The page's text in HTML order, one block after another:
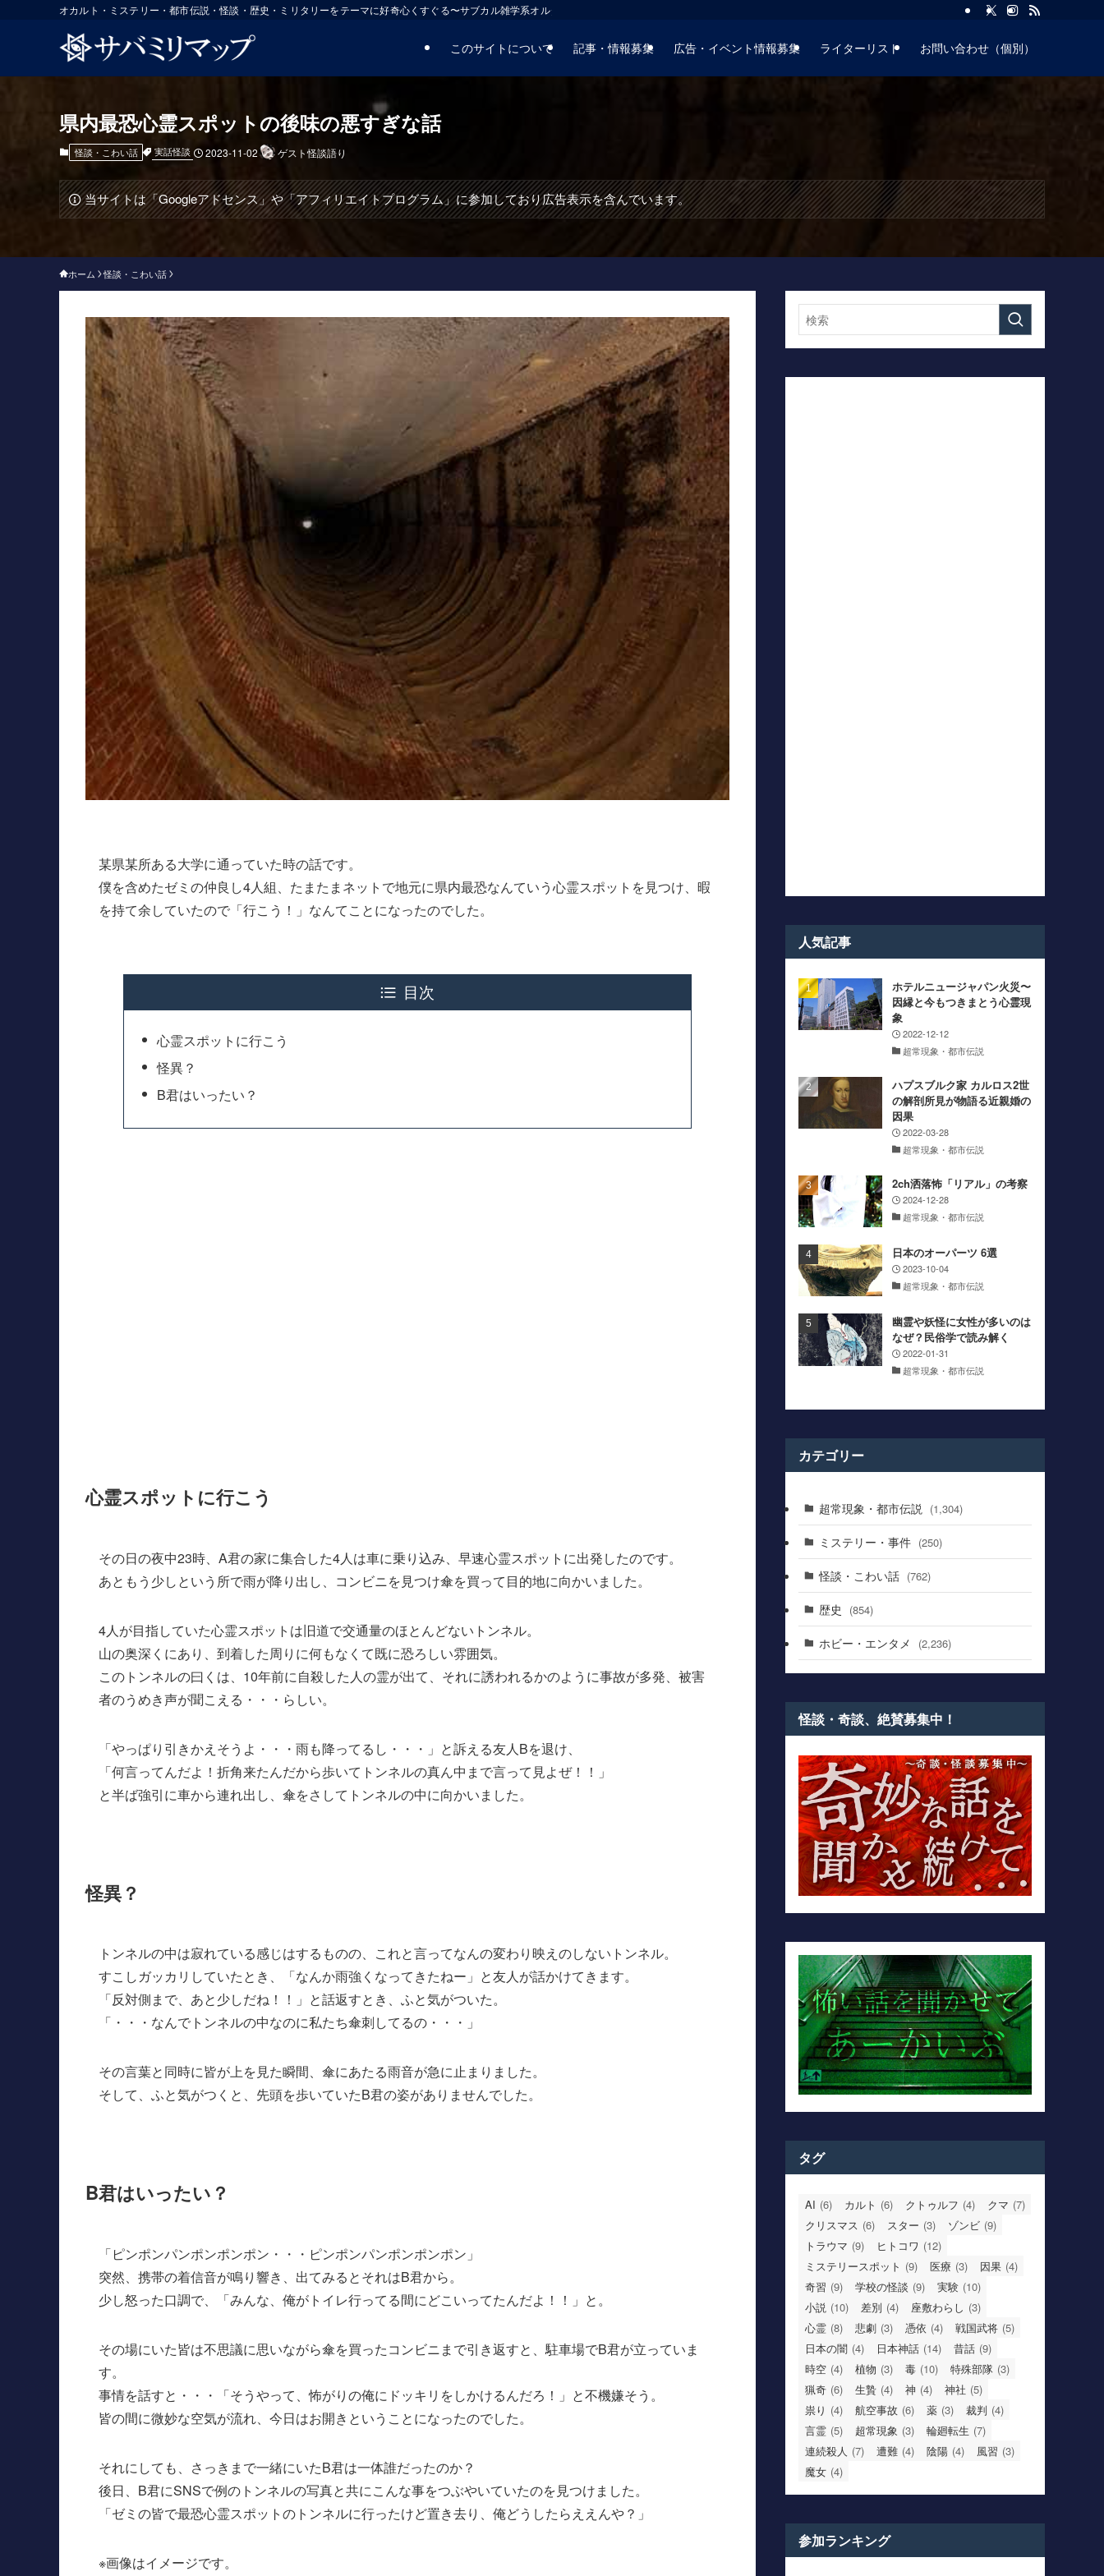
オカルト・ミステリー・都市伝説・怪談・歴史・ミリタリーをテーマに好奇心くすぐる〜サブカル雑学系オルタナティブサイト
このサイトについて 記事・情報募集 広告・イベント情報募集 ライターリスト お問い合わせ（個別）
県内最恐心霊スポットの後味の悪すぎな話
怪談・こわい話 実話怪談 2023-11-02 ゲスト怪談語り
当サイトは「Googleアドセンス」や「アフィリエイトプログラム」に参加しており広告表示を含んでいます。
ホーム 怪談・こわい話
某県某所ある大学に通っていた時の話です。
僕を含めたゼミの仲良し4人組、たまたまネットで地元に県内最恐なんていう心霊スポットを見つけ、暇
を持て余していたので「行こう！」なんてことになったのでした。
目次
心霊スポットに行こう
怪異？
B君はいったい？
心霊スポットに行こう
その日の夜中23時、A君の家に集合した4人は車に乗り込み、早速心霊スポットに出発したのです。
あともう少しという所で雨が降り出し、コンビニを見つけ傘を買って目的地に向かいました。
4人が目指していた心霊スポットは旧道で交通量のほとんどないトンネル。
山の奥深くにあり、到着した周りに何もなくて既に恐ろしい雰囲気。
このトンネルの曰くは、10年前に自殺した人の霊が出て、それに誘われるかのように事故が多発、被害
者のうめき声が聞こえる・・・らしい。
「やっぱり引きかえそうよ・・・雨も降ってるし・・・」と訴える友人Bを退け、
「何言ってんだよ！折角来たんだから歩いてトンネルの真ん中まで言って見よぜ！！」
と半ば強引に車から連れ出し、傘をさしてトンネルの中に向かいました。
怪異？
トンネルの中は寂れている感じはするものの、これと言ってなんの変わり映えのしないトンネル。
すこしガッカリしていたとき、「なんか雨強くなってきたねー」と友人が話かけてきます。
「反対側まで、あと少しだね！！」と話返すとき、ふと気がついた。
「・・・なんでトンネルの中なのに私たち傘刺してるの・・・」
その言葉と同時に皆が上を見た瞬間、傘にあたる雨音が急に止まりました。
そして、ふと気がつくと、先頭を歩いていたB君の姿がありませんでした。
B君はいったい？
「ピンポンパンポンポンポン・・・ピンポンパンポンポンポン」
突然、携帯の着信音が鳴り響き、出てみるとそれはB君から。
少し怒った口調で、「みんな、俺がトイレ行ってる間にどこいってたんだよ！！」と。
その場にいた皆は不思議に思いながら傘を買ったコンビニまで引き返すと、駐車場でB君が立っていま
す。
事情を話すと・・・「そうやって、怖がりの俺にドッキリをしかけるんだろ！」と不機嫌そう。
皆の間に微妙な空気が流れ、今日はお開きということになったのでした。
それにしても、さっきまで一緒にいたB君は一体誰だったのか？
後日、B君にSNSで例のトンネルの写真と共にこんな事をつぶやいていたのを見つけました。
「ゼミの皆で最恐心霊スポットのトンネルに行ったけど置き去り、俺どうしたらええんや？」
※画像はイメージです。
人気記事
ホテルニュージャパン火災〜
因縁と今もつきまとう心霊現
象
2022-12-12
超常現象・都市伝説
ハプスブルク家 カルロス2世
の解剖所見が物語る近親婚の
因果
2022-03-28
超常現象・都市伝説
2ch洒落怖「リアル」の考察
2024-12-28
超常現象・都市伝説
日本のオーパーツ 6選
2023-10-04
超常現象・都市伝説
幽霊や妖怪に女性が多いのは
なぜ？民俗学で読み解く
2022-01-31
超常現象・都市伝説
カテゴリー
超常現象・都市伝説 (1,304)
ミステリー・事件 (250)
怪談・こわい話 (762)
歴史 (854)
ホビー・エンタメ (2,236)
怪談・奇談、絶賛募集中！
タグ
AI (6) カルト (6) クトゥルフ (4) クマ (7)
クリスマス (6) スター (3) ゾンビ (9)
トラウマ (9) ヒトコワ (12)
ミステリースポット (9) 医療 (3) 因果 (4)
奇習 (9) 学校の怪談 (9) 実験 (10)
小説 (10) 差別 (4) 座敷わらし (3)
心霊 (8) 悲劇 (3) 憑依 (4) 戦国武将 (5)
日本の闇 (4) 日本神話 (14) 昔話 (9)
時空 (4) 植物 (3) 毒 (10) 特殊部隊 (3)
猟奇 (6) 生贄 (4) 神 (4) 神社 (5)
祟り (4) 航空事故 (6) 薬 (3) 裁判 (4)
言霊 (5) 超常現象 (3) 輪廻転生 (7)
連続殺人 (7) 遭難 (4) 陰陽 (4) 風習 (3)
魔女 (4)
参加ランキング